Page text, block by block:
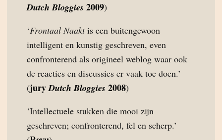
Dutch Bloggies 2009)
‘Frontaal Naaktis een buitengewoon
intelligent en kunstig geschreven, even
confronterend als origineel weblog waar ook
de reacties en discussies er vaak toe doen.’
(juryDutch Bloggies 2008)
‘Intellectuele stukken die mooi zijn
geschreven; confronterend, fel en scherp.’